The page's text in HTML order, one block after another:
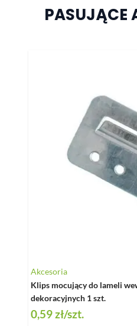
PASUJĄCE
Akcesoria
Klips mocujący do lameli
dekoracyjnych 1 szt.
0,59 zł/szt.